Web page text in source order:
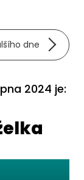
dne
2024 je: